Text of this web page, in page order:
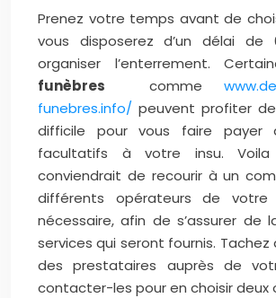
Prenez votre temps avant de
vous disposerez d’un délai de
organiser l’enterrement.
funèbres comme
funebres.info/ peuvent profiter
difficile pour vous faire payer
facultatifs à votre insu. Voila
conviendrait de recourir à un
différents opérateurs de
nécessaire, afin de s’assurer de
services qui seront fournis. Tachez
des prestataires auprès de
contacter-les pour en choisir deux